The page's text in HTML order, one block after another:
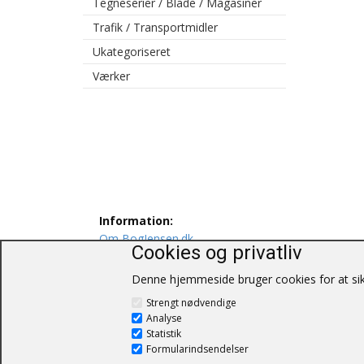
Trafik / Transportmidler
Ukategoriseret
Værker
Information:
Om BogJensen.dk
Levering
Persondatapolitik
Salgs og leveringsbetingelser
Kontakt os
Cookies og privatliv
Denne hjemmeside bruger cookies for at
Strengt nødvendige
Analyse
Statistik
Formularindsendelser